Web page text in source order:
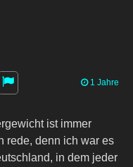
1 Jahre
ist immer
rede, denn ich war es
in dem jeder